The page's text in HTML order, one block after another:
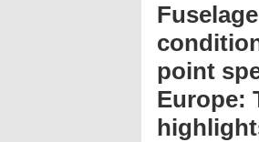
point
Europe: